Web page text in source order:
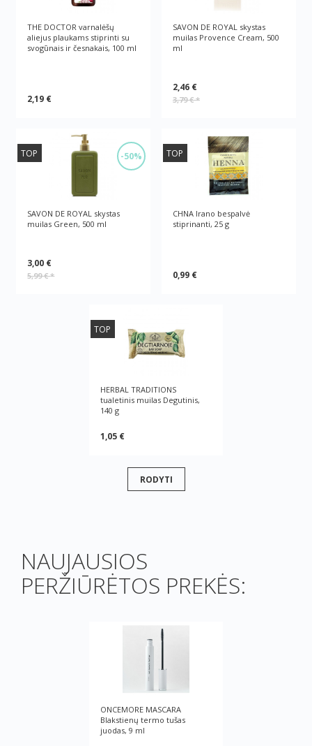
THE DOCTOR varnalėšų
aliejus plaukams stiprinti su
svogūnais ir česnakais, 100 ml
2,19 €
SAVON DE ROYAL skystas
muilas Provence Cream, 500
ml
2,46 €
3,79 €*
-50%
TOP
SAVON DE ROYAL skystas
muilas Green, 500 ml
3,00 €
5,99 €*
TOP
CHNA Irano bespalvė
stiprinanti, 25 g
0,99 €
TOP
HERBAL TRADITIONS
tualetinis muilas Degutinis,
140 g
1,05 €
RODYTI
NAUJAUSIOS
PERŽIŪRĖTOS PREKĖS:
ONCEMORE MASCARA
Blakstienų termo tušas
juodas, 9 ml